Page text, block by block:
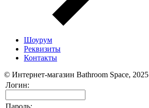
Шоурум
Реквизиты
Контакты
© Интернет-магазин Bathroom Space, 2025
Логин:
Пароль: